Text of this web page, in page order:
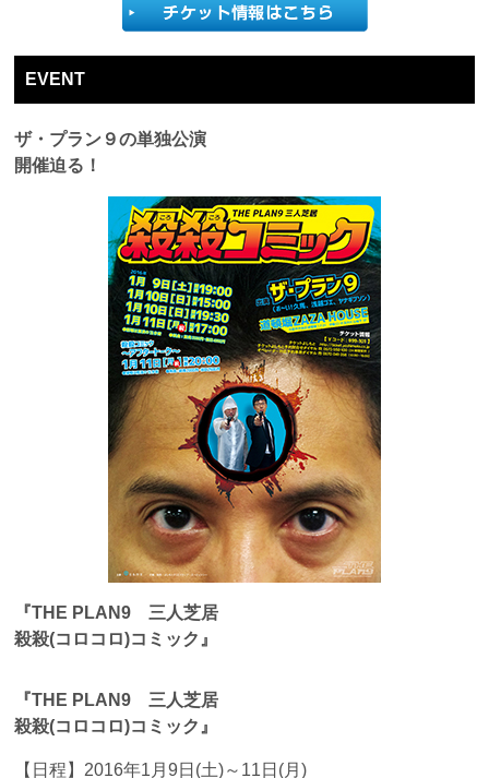
EVENT
ザ・プラン９の単独公演
開催迫る！
『THE PLAN9 三人芝居
殺殺(コロコロ)コミック』
『THE PLAN9 三人芝居
殺殺(コロコロ)コミック』
【日程】 2016年1月9日(土)～11日(月)